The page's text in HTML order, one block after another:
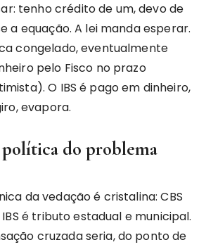
tenho crédito de um, devo de
a equação. A lei manda esperar.
congelado, eventualmente
pelo Fisco no prazo
O IBS é pago em dinheiro,
evapora.
do problema
da vedação é cristalina: CBS
é tributo estadual e municipal.
cruzada seria, do ponto de